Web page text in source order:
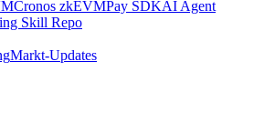
Cronos zkEVMPay SDKAI Agent
Skill Repo
Markt-Updates